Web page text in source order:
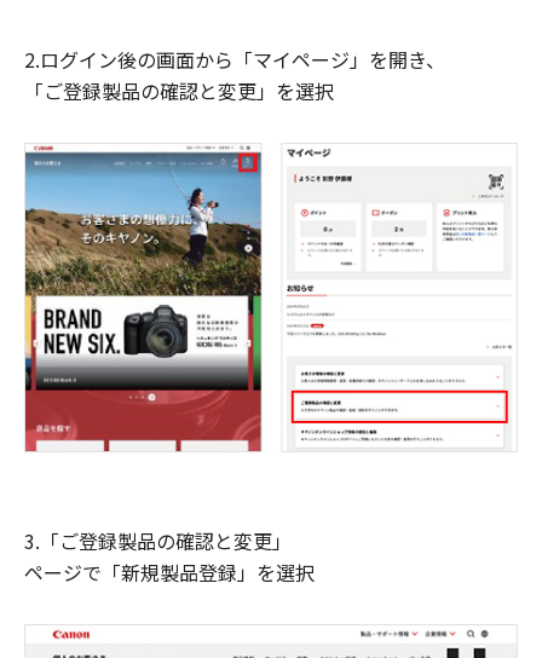
2.ログイン後の画面から「マイページ」を開き、
「ご登録製品の確認と変更」を選択
3.「ご登録製品の確認と変更」
ページで「新規製品登録」を選択